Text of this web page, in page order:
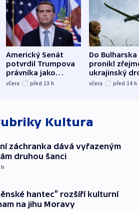
Americký Senát
potvrdil Trumpova
právníka jako
ministra
včera před 13 h
Do Bulharska
pronikl
ukrajinský
explodoval
včera před 14 h
Kultura
záchranka dává vyřazeným
druhou šanci
h
hantec“ rozšíří kulturní
na jihu Moravy